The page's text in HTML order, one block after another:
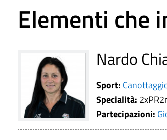
Elementi che
Nardo
Sport:
Specialità:
Partecipazioni: